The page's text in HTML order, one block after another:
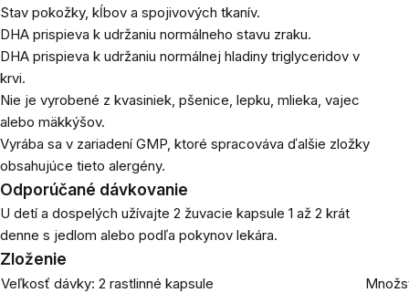
Stav pokožky, kĺbov a spojivových tkanív.
DHA prispieva k udržaniu normálneho stavu zraku.
DHA prispieva k udržaniu normálnej hladiny triglyceridov v
krvi.
Nie je vyrobené z kvasiniek, pšenice, lepku, mlieka, vajec
alebo mäkkýšov.
Vyrába sa v zariadení GMP, ktoré spracováva ďalšie zložky
obsahujúce tieto alergény.
Odporúčané dávkovanie
U detí a dospelých užívajte 2 žuvacie kapsule 1 až 2 krát
denne s jedlom alebo podľa pokynov lekára.
Zloženie
Veľkosť dávky: 2 rastlinné kapsule